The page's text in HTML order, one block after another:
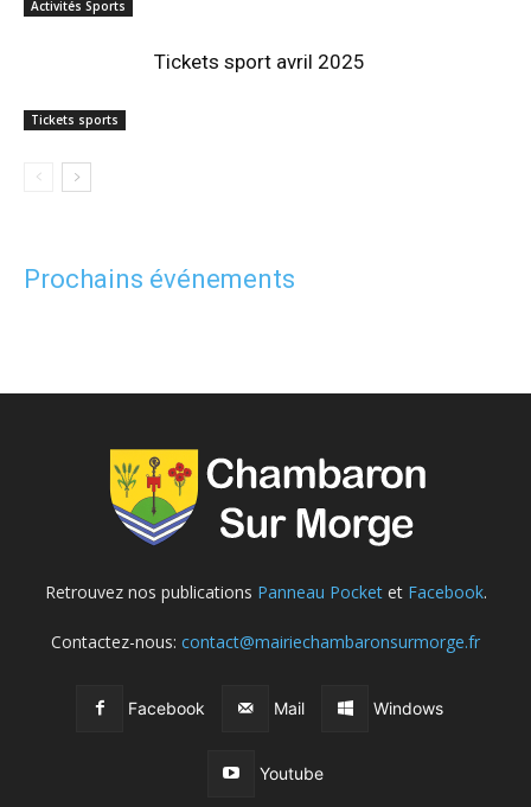
Activités Sports
Tickets sports
Tickets sport avril 2025
Prochains événements
Retrouvez nos publications Panneau Pocketet Facebook.
Contactez-nous: contact@mairiechambaronsurmorge.fr
Facebook Mail Windows
Youtube